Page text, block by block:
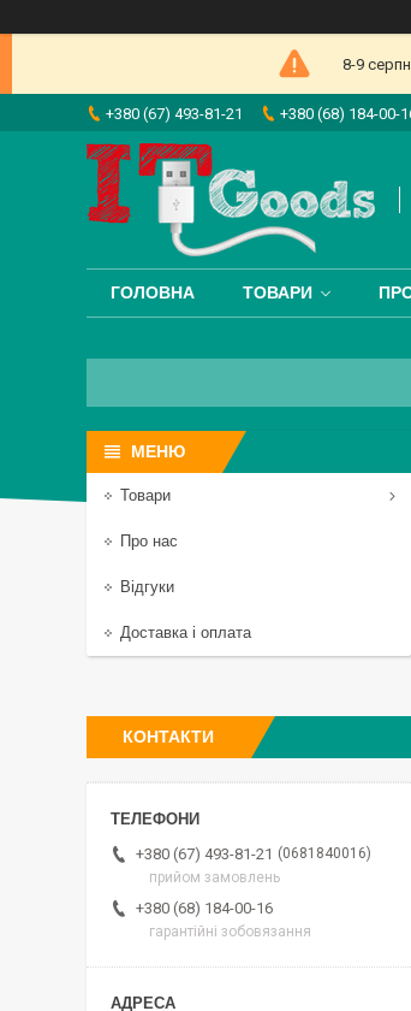
8-9
+380 (67) 493-81-21 +380 (68) 184-00-
ГОЛОВНА ТОВАРИ
Товари
Про нас
Відгуки
Доставка і оплата
КОНТАКТИ
+380 (67) 493-81-21
0681840016
прийом замовлень
+380 (68) 184-00-16
гарантійні зобовязання